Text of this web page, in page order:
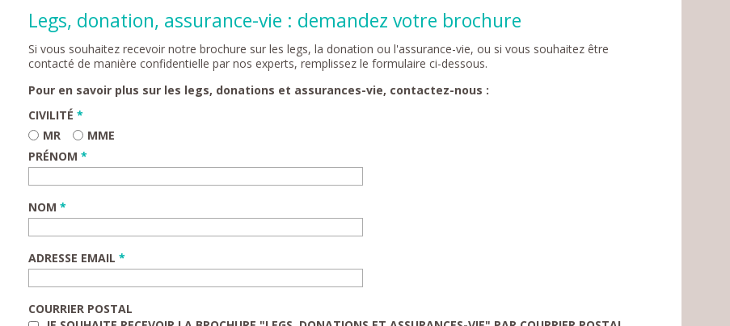
Legs, donation, assurance-vie : demandez votre brochure
Si vous souhaitez recevoir notre brochure sur les legs, la donation ou l'assurance-vie, ou si vous souhaitez être
contacté de manière confidentielle par nos experts, remplissez le formulaire ci-dessous.
Pour en savoir plus sur les legs, donations et assurances-vie, contactez-nous :
CIVILITÉ*
MR
MME
PRÉNOM*
NOM*
ADRESSE EMAIL*
COURRIER POSTAL